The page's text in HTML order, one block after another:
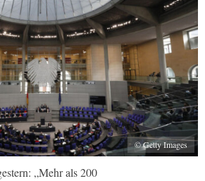
© Getty Images
„Mehr als 200